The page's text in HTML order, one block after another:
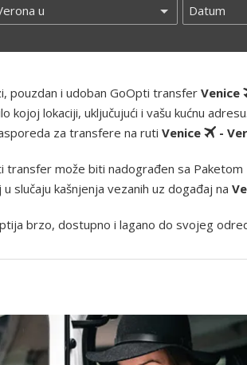
pouzdan i udoban GoOpti transfer Venice
kojoj lokaciji, uključujući i vašu kućnu
za transfere na ruti Venice -
transfer može biti nadograđen sa
slučaju kašnjenja vezanih uz događaj na
brzo, dostupno i lagano do svojeg